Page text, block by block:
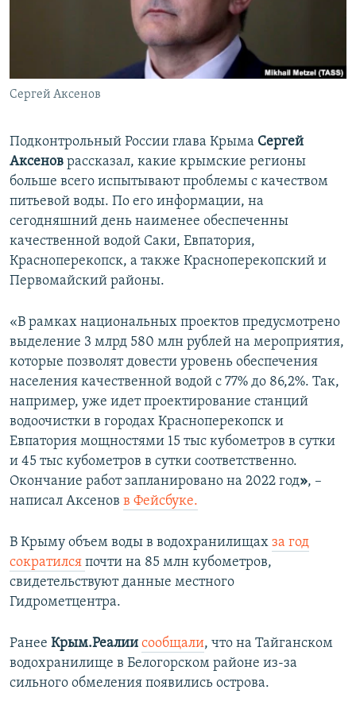
ПОБЕДИТЕЛЕЙ НЕ СУДЯТ?
УКРАИНСКАЯ ПРОБЛЕМА КРЫМА
Сергей Аксенов
Подконтрольный России глава Крыма Сергей
Аксенов рассказал, какие крымские регионы
больше всего испытывают проблемы с качеством
питьевой воды. По его информации, на
сегодняшний день наименее обеспеченны
качественной водой Саки, Евпатория,
Красноперекопск, а также Красноперекопский и
Первомайский районы.
«В рамках национальных проектов предусмотрено
выделение 3 млрд 580 млн рублей на мероприятия,
которые позволят довести уровень обеспечения
населения качественной водой с 77% до 86,2%. Так,
например, уже идет проектирование станций
водоочистки в городах Красноперекопск и
Евпатория мощностями 15 тыс кубометров в сутки
и 45 тыс кубометров в сутки соответственно.
Окончание работ запланировано на 2022 год», –
написал Аксенов в Фейсбуке.
В Крыму объем воды в водохранилищах за год
сократился почти на 85 млн кубометров,
свидетельствуют данные местного
Гидрометцентра.
Ранее Крым.Реалии сообщали, что на Тайганском
водохранилище в Белогорском районе из-за
сильного обмеления появились острова.